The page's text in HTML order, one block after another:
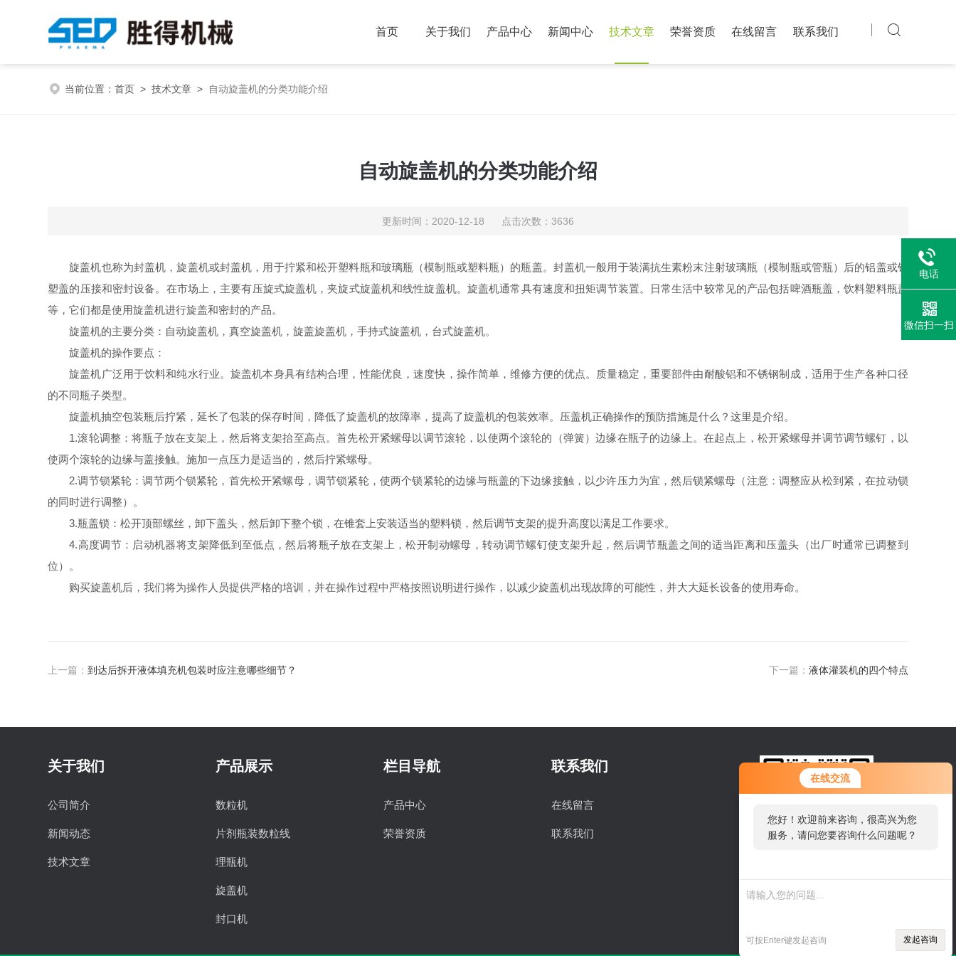
在线交流
您好！欢迎前来咨询，很高兴为您
服务，请问您要咨询什么问题呢？
可按Enter键发起咨询 发起咨询
首页 关于我们 产品中心 新闻中心 技术文章 荣誉资质 在线留言 联系我们
当前位置：首页 >技术文章 > 自动旋盖机的分类功能介绍
自动旋盖机的分类功能介绍
更新时间：2020-12-18 点击次数：3636
旋盖机也称为封盖机，旋盖机或封盖机，用于拧紧和松开塑料瓶和玻璃瓶（模制瓶或塑料瓶）的瓶盖。封盖机一般用于装满抗生素粉末注射玻璃瓶（模制瓶或管瓶）后的铝盖或铝
塑盖的压接和密封设备。在市场上，主要有压旋式旋盖机，夹旋式旋盖机和线性旋盖机。旋盖机通常具有速度和扭矩调节装置。日常生活中较常见的产品包括啤酒瓶盖，饮料塑料瓶盖
等，它们都是使用旋盖机进行旋盖和密封的产品。
旋盖机的主要分类：自动旋盖机，真空旋盖机，旋盖旋盖机，手持式旋盖机​​，台式旋盖机。
旋盖机的操作要点：
旋盖机广泛用于饮料和纯水行业。旋盖机本身具有结构合理，性能优良，速度快，操作简单，维修方便的优点。质量稳定，重要部件由耐酸铝和不锈钢制成，适用于生产各种口径
的不同瓶子类型。
旋盖机抽空包装瓶后拧紧，延长了包装的保存时间，降低了旋盖机的故障率，提高了旋盖机的包装效率。压盖机正确操作的预防措施是什么？这里是介绍。
1.滚轮调整：将瓶子放在支架上，然后将支架抬至高点。首先松开紧螺母以调节滚轮，以使两个滚轮的（弹簧）边缘在瓶子的边缘上。在起点上，松开紧螺母并调节调节螺钉，以
使两个滚轮的边缘与盖接触。施加一点压力是适当的，然后拧紧螺母。
2.调节锁紧轮：调节两个锁紧轮，首先松开紧螺母，调节锁紧轮，使两个锁紧轮的边缘与瓶盖的下边缘接触，以少许压力为宜，然后锁紧螺母（注意：调整应从松到紧，在拉动锁
的同时进行调整）。
3.瓶盖锁：松开顶部螺丝，卸下盖头，然后卸下整个锁，在锥套上安装适当的塑料锁，然后调节支架的提升高度以满足工作要求。
4.高度调节：启动机器将支架降低到至低点，然后将瓶子放在支架上，松开制动螺母，转动调节螺钉使支架升起，然后调节瓶盖之间的适当距离和压盖头（出厂时通常已调整到
位）。
购买旋盖机后，我们将为操作人员提供严格的培训，并在操作过程中严格按照说明进行操作，以减少旋盖机出现故障的可能性，并大大延长设备的使用寿命。
上一篇：到达后拆开液体填充机包装时应注意哪些细节？ 下一篇： 液体灌装机的四个特点
关于我们
公司简介
新闻动态
技术文章
产品展示
数粒机
片剂瓶装数粒线
理瓶机
旋盖机
封口机
栏目导航
产品中心
荣誉资质
联系我们
在线留言
联系我们
电话
微信扫一扫